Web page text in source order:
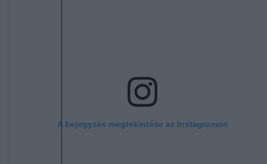
A bejegyzés megtekintése az Instagramon